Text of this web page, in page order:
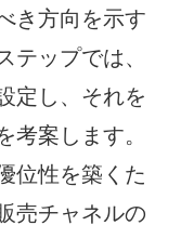
き方向を示す
テップでは、
定し、それを
考案します。
位性を築くた
売チャネルの